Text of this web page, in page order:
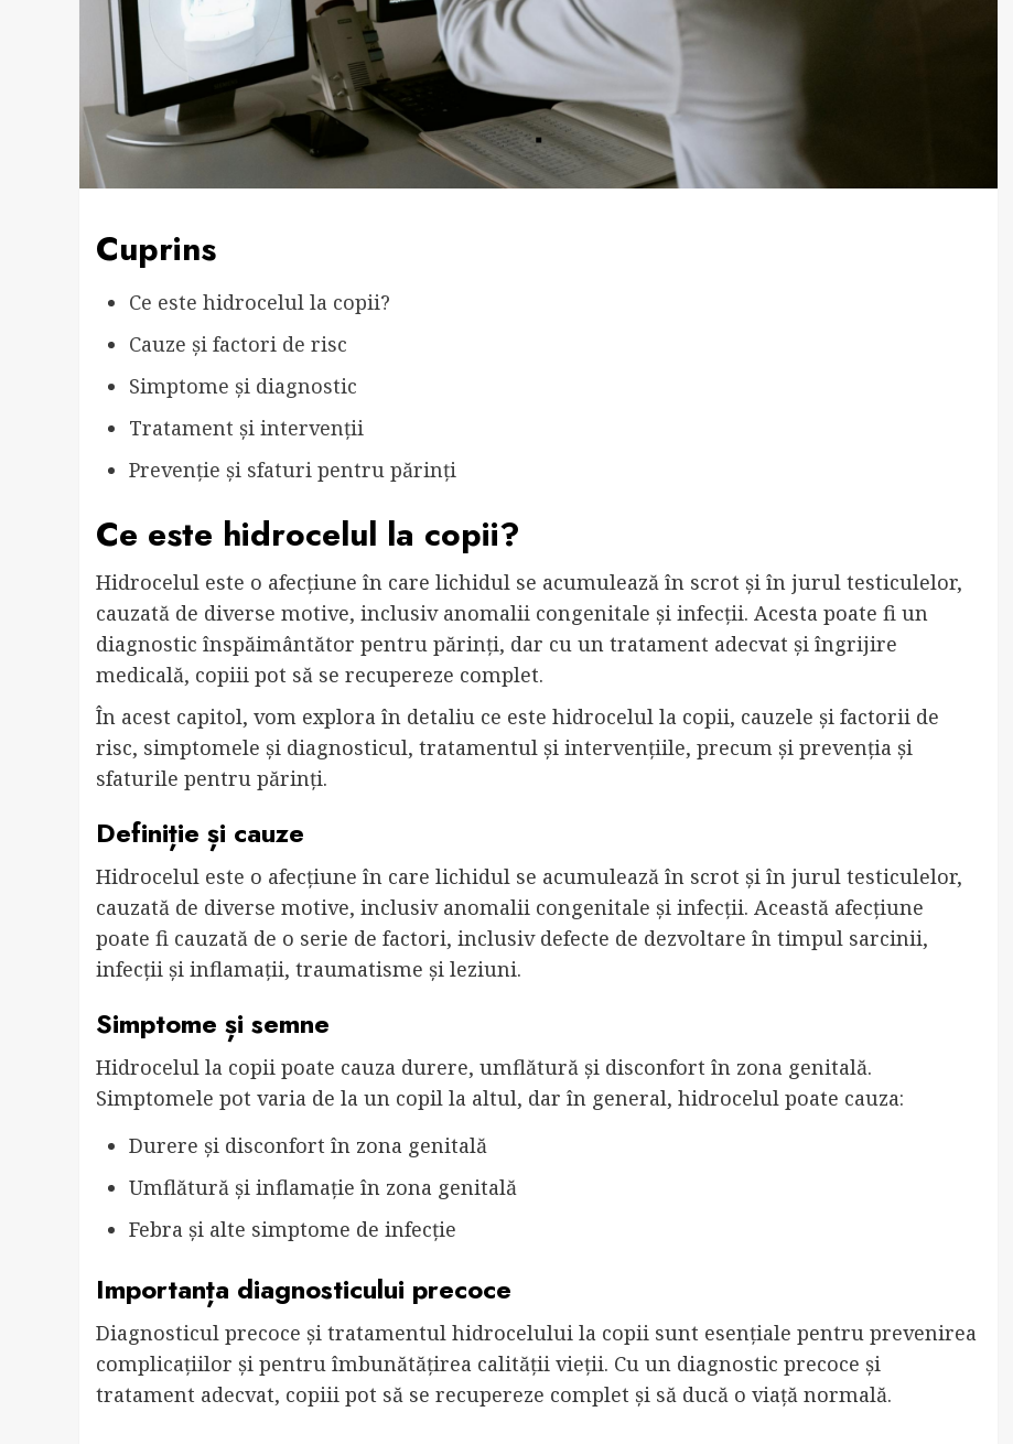
Cuprins
Ce este hidrocelul la copii?
Cauze și factori de risc
Simptome și diagnostic
Tratament și intervenții
Prevenție și sfaturi pentru părinți
Ce este hidrocelul la copii?
Hidrocelul este o afecțiune în care lichidul se acumulează în scrot și în jurul testiculelor,
cauzată de diverse motive, inclusiv anomalii congenitale și infecții. Acesta poate fi un
diagnostic înspăimântător pentru părinți, dar cu un tratament adecvat și îngrijire
medicală, copiii pot să se recupereze complet.
În acest capitol, vom explora în detaliu ce este hidrocelul la copii, cauzele și factorii de
risc, simptomele și diagnosticul, tratamentul și intervențiile, precum și prevenția și
sfaturile pentru părinți.
Definiție și cauze
Hidrocelul este o afecțiune în care lichidul se acumulează în scrot și în jurul testiculelor,
cauzată de diverse motive, inclusiv anomalii congenitale și infecții. Această afecțiune
poate fi cauzată de o serie de factori, inclusiv defecte de dezvoltare în timpul sarcinii,
infecții și inflamații, traumatisme și leziuni.
Simptome și semne
Hidrocelul la copii poate cauza durere, umflătură și disconfort în zona genitală.
Simptomele pot varia de la un copil la altul, dar în general, hidrocelul poate cauza:
Durere și disconfort în zona genitală
Umflătură și inflamație în zona genitală
Febra și alte simptome de infecție
Importanța diagnosticului precoce
Diagnosticul precoce și tratamentul hidrocelului la copii sunt esențiale pentru prevenirea
complicațiilor și pentru îmbunătățirea calității vieții. Cu un diagnostic precoce și
tratament adecvat, copiii pot să se recupereze complet și să ducă o viață normală.